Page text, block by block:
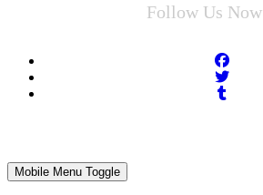
Follow Us Now
Mobile Menu Toggle